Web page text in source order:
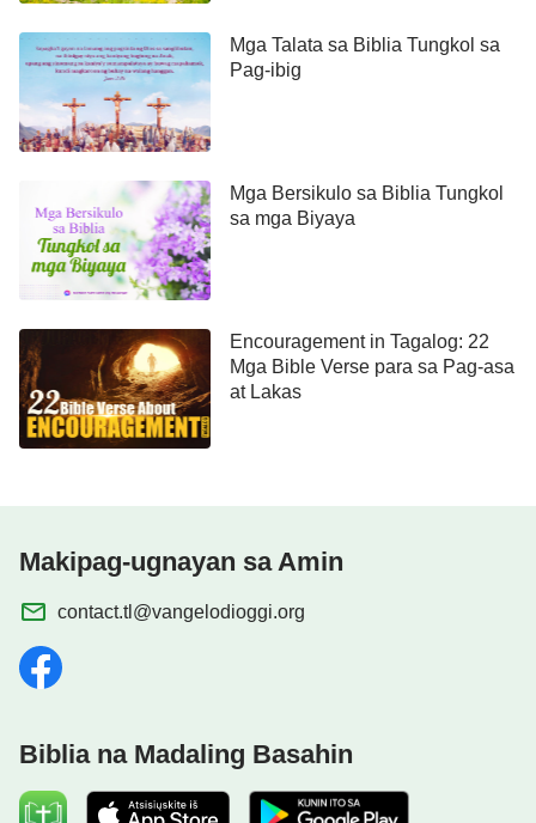
Mga Talata sa Biblia Tungkol sa
Pag-ibig
Mga Bersikulo sa Biblia Tungkol
sa mga Biyaya
Encouragement in Tagalog: 22
Mga Bible Verse para sa Pag-asa
at Lakas
Makipag-ugnayan sa Amin
contact.tl@vangelodioggi.org
Biblia na Madaling Basahin